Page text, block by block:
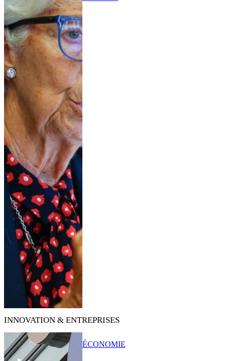
INNOVATION & ENTREPRISES
ÉCONOMIE